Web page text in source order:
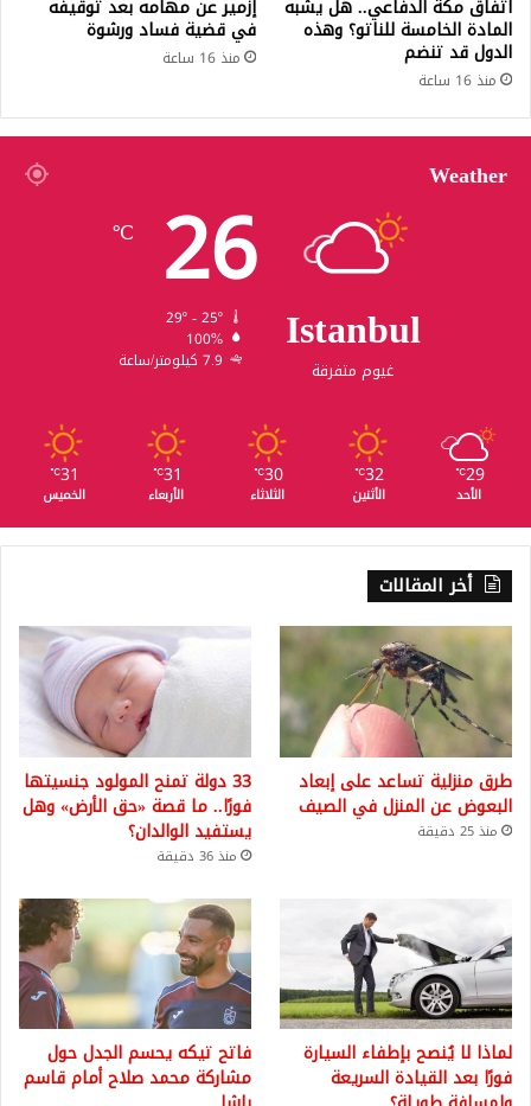
اتفاق مكة الدفاعي.. هل يشبه
المادة الخامسة للناتو؟ وهذه
الدول قد تنضم
منذ 16 ساعة
إزمير عن مهامه بعد توقيفه
في قضية فساد ورشوة
منذ 16 ساعة
Weather
Istanbul
غيوم متفرقة
26
℃
29º - 25º
100%
7.9 كيلومتر/ساعة
29
℃
الأحد
32
℃
الأثنين
30
℃
الثلاثاء
31
℃
الأربعاء
31
℃
الخميس
أخر المقالات
طرق منزلية تساعد على إبعاد
البعوض عن المنزل في الصيف
منذ 25 دقيقة
33 دولة تمنح المولود جنسيتها
فورًا.. ما قصة «حق الأرض» وهل
يستفيد الوالدان؟
منذ 36 دقيقة
لماذا لا يُنصح بإطفاء السيارة
فورًا بعد القيادة السريعة
فاتح تيكه يحسم الجدل حول
مشاركة محمد صلاح أمام قاسم